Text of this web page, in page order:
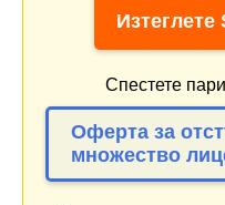
Спестете
Оферта за
множество